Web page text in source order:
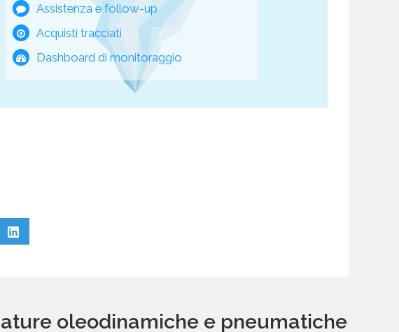
Assistenza e follow-up
Acquisti tracciati
Dashboard di monitoraggio
oleodinamiche e pneumatiche